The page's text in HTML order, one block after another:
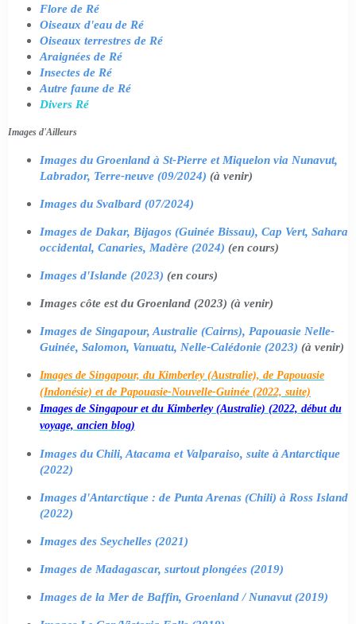
Flore de Ré
Oiseaux d'eau de Ré
Oiseaux terrestres de Ré
Araignées de Ré
Insectes de Ré
Autre faune de Ré
Divers Ré
Images d'Ailleurs
Images du Groenland à St-Pierre et Miquelon via Nunavut,
Labrador, Terre-neuve (09/2024) (à venir)
Images du Svalbard (07/2024)
Images de Dakar, Bijagos (Guinée Bissau), Cap Vert, Sahara
occidental, Canaries, Madère (2024) (en cours)
Images d'Islande (2023) (en cours)
Images côte est du Groenland (2023) (à venir)
Images de Singapour, Australie (Cairns), Papouasie Nelle-
Guinée, Salomon, Vanuatu, Nelle-Calédonie (2023) (à venir)
Images de Singapour, du Kimberley (Australie), de Papouasie
(Indonésie) et de Papouasie-Nouvelle-Guinée (2022, suite)
Images de Singapour et du Kimberley (Australie) (2022, début du
voyage, ancien blog)
Images du Chili, Atacama et Valparaiso, suite à Antarctique
(2022)
Images d'Antarctique : de Punta Arenas (Chili) à Ross Island
(2022)
Images des Seychelles (2021)
Images de Madagascar, surtout plongées (2019)
Images de la Mer de Baffin, Groenland / Nunavut (2019)